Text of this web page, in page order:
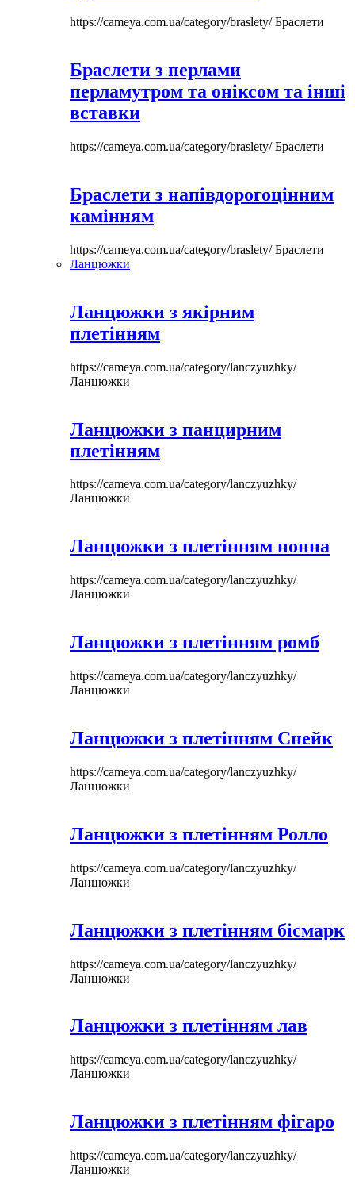
https://cameya.com.ua/category/braslety/Браслети
Браслети з перлами
перламутром та оніксом та інші
вставки
https://cameya.com.ua/category/braslety/Браслети
Браслети з напівдорогоцінним
камінням
https://cameya.com.ua/category/braslety/Браслети
Ланцюжки
Ланцюжки з якірним
плетінням
https://cameya.com.ua/category/lanczyuzhky/
Ланцюжки
Ланцюжки з панцирним
плетінням
https://cameya.com.ua/category/lanczyuzhky/
Ланцюжки
Ланцюжки з плетінням нонна
https://cameya.com.ua/category/lanczyuzhky/
Ланцюжки
Ланцюжки з плетінням ромб
https://cameya.com.ua/category/lanczyuzhky/
Ланцюжки
Ланцюжки з плетінням Снейк
https://cameya.com.ua/category/lanczyuzhky/
Ланцюжки
Ланцюжки з плетінням Ролло
https://cameya.com.ua/category/lanczyuzhky/
Ланцюжки
Ланцюжки з плетінням бісмарк
https://cameya.com.ua/category/lanczyuzhky/
Ланцюжки
Ланцюжки з плетінням лав
https://cameya.com.ua/category/lanczyuzhky/
Ланцюжки
Ланцюжки з плетінням фігаро
https://cameya.com.ua/category/lanczyuzhky/
Ланцюжки